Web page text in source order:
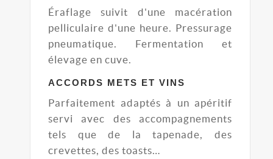
Éraflage suivit d'une macération
pelliculaire d'une heure. Pressurage
pneumatique. Fermentation et
élevage en cuve.
ACCORDS METS ET VINS
Parfaitement adaptés à un apéritif
servi avec des accompagnements
tels que de la tapenade, des
crevettes, des toasts…